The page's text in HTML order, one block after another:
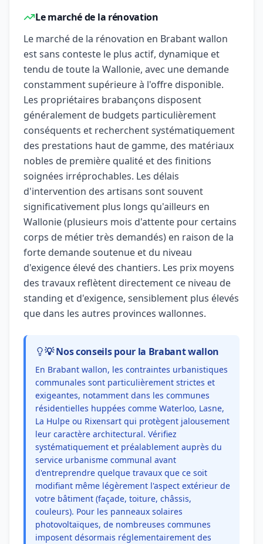
Le marché de la rénovation
Le marché de la rénovation en Brabant wallon
est sans conteste le plus actif, dynamique et
tendu de toute la Wallonie, avec une demande
constamment supérieure à l'offre disponible.
Les propriétaires brabançons disposent
généralement de budgets particulièrement
conséquents et recherchent systématiquement
des prestations haut de gamme, des matériaux
nobles de première qualité et des finitions
soignées irréprochables. Les délais
d'intervention des artisans sont souvent
significativement plus longs qu'ailleurs en
Wallonie (plusieurs mois d'attente pour certains
corps de métier très demandés) en raison de la
forte demande soutenue et du niveau
d'exigence élevé des chantiers. Les prix moyens
des travaux reflètent directement ce niveau de
standing et d'exigence, sensiblement plus élevés
que dans les autres provinces wallonnes.
💡 Nos conseils pour la Brabant wallon
En Brabant wallon, les contraintes urbanistiques
communales sont particulièrement strictes et
exigeantes, notamment dans les communes
résidentielles huppées comme Waterloo, Lasne,
La Hulpe ou Rixensart qui protègent jalousement
leur caractère architectural. Vérifiez
systématiquement et préalablement auprès du
service urbanisme communal avant
d'entreprendre quelque travaux que ce soit
modifiant même légèrement l'aspect extérieur de
votre bâtiment (façade, toiture, châssis,
couleurs). Pour les panneaux solaires
photovoltaïques, de nombreuses communes
imposent désormais réglementairement des